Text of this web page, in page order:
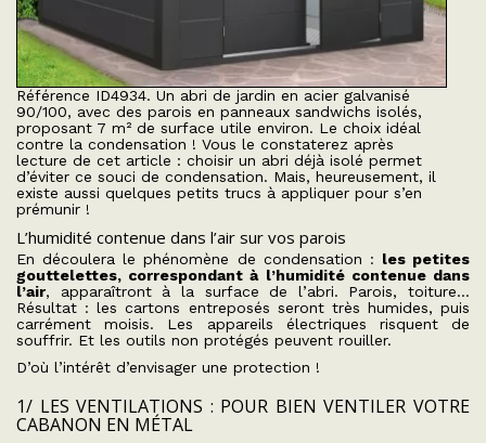
Référence ID4934. Un abri de jardin en acier galvanisé
90/100, avec des parois en panneaux sandwichs isolés,
proposant 7 m² de surface utile environ. Le choix idéal
contre la condensation ! Vous le constaterez après
lecture de cet article : choisir un abri déjà isolé permet
d’éviter ce souci de condensation. Mais, heureusement, il
existe aussi quelques petits trucs à appliquer pour s’en
prémunir !
L’humidité contenue dans l’air sur vos parois
En découlera le phénomène de condensation : les petites
gouttelettes, correspondant à l’humidité contenue dans
l’air, apparaîtront à la surface de l’abri. Parois, toiture…
Résultat : les cartons entreposés seront très humides, puis
carrément moisis. Les appareils électriques risquent de
souffrir. Et les outils non protégés peuvent rouiller.
D’où l’intérêt d’envisager une protection !
1/ LES VENTILATIONS : POUR BIEN VENTILER VOTRE
CABANON EN MÉTAL